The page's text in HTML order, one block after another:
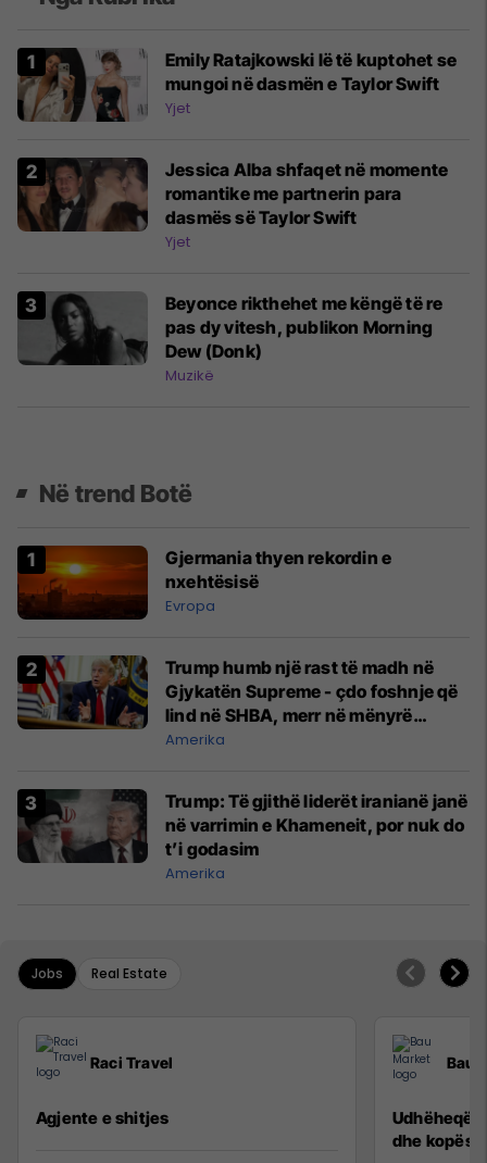
Emily Ratajkowski lë të kuptohet se
mungoi në dasmën e Taylor Swift
Yjet
Jessica Alba shfaqet në momente
romantike me partnerin para
dasmës së Taylor Swift
Yjet
Beyonce rikthehet me këngë të re
pas dy vitesh, publikon Morning
Dew (Donk)
Muzikë
Në trend Botë
Gjermania thyen rekordin e
nxehtësisë
Evropa
Trump humb një rast të madh në
Gjykatën Supreme - çdo foshnje që
lind në SHBA, merr në mënyrë
automatike shtetësinë amerikane
Amerika
Trump: Të gjithë liderët iranianë janë
në varrimin e Khameneit, por nuk do
t’i godasim
Amerika
Jobs Real Estate
Raci Travel
Agjente e shitjes
Bau
dhe